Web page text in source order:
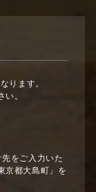
ります。
。
をご入力いた
京都大島町」を